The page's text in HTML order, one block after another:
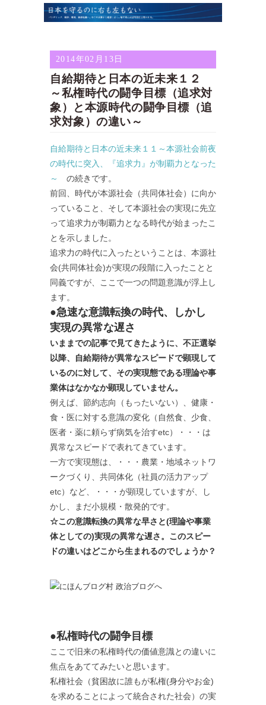
2014年02月13日
自給期待と日本の近未来１２
～私権時代の闘争目標（追求対
象）と本源時代の闘争目標（追
求対象）の違い～
自給期待と日本の近未来１１～本源社会前夜
の時代に突入、『追求力』が制覇力となった
～
の続きです。
前回、時代が本源社会（共同体社会）に向か
っていること、そして本源社会の実現に先立
って追求力が制覇力となる時代が始まったこ
とを示しました。
追求力の時代に入ったということは、本源社
会(共同体社会)が実現の段階に入ったことと
同義ですが、ここで一つの問題意識が浮上し
ます。
●急速な意識転換の時代、しかし
実現の異常な遅さ
いままでの記事で見てきたように、不正選挙
以降、自給期待が異常なスピードで顕現して
いるのに対して、その実現態である理論や事
業体はなかなか顕現していません。
例えば、節約志向（もったいない）、健康・
食・医に対する意識の変化（自然食、少食、
医者・薬に頼らず病気を治すetc）・・・は
異常なスピードで表れてきています。
一方で実現態は、・・・農業・地域ネットワ
ークづくり、共同体化（社員の活力アップ
etc）など、・・・が顕現していますが、し
かし、まだ小規模・散発的です。
☆この意識転換の異常な早さと(理論や事業
体としての)実現の異常な遅さ。このスピー
ドの違いはどこから生まれるのでしょうか？
●私権時代の闘争目標
ここで旧来の私権時代の価値意識との違いに
焦点をあててみたいと思います。
私権社会（貧困故に誰もが私権(身分やお金)
を求めることによって統合された社会）の実